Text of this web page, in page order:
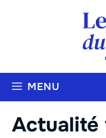
MENU